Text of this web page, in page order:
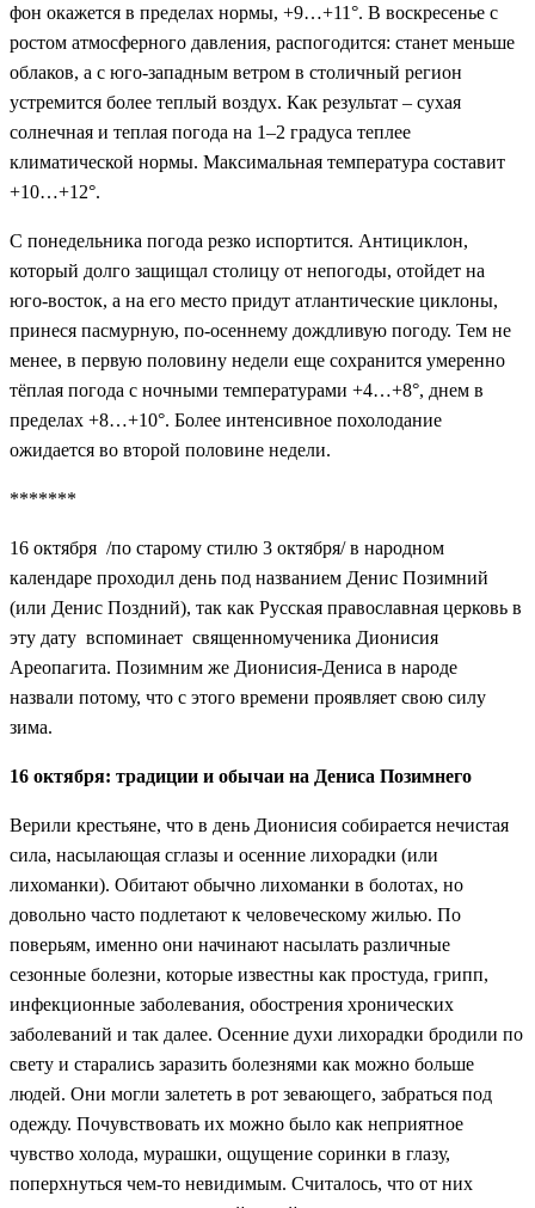
фон окажется в пределах нормы, +9…+11°. В воскресенье с
ростом атмосферного давления, распогодится: станет меньше
облаков, а с юго-западным ветром в столичный регион
устремится более теплый воздух. Как результат – сухая
солнечная и теплая погода на 1–2 градуса теплее
климатической нормы. Максимальная температура составит
+10…+12°.
С понедельника погода резко испортится. Антициклон,
который долго защищал столицу от непогоды, отойдет на
юго-восток, а на его место придут атлантические циклоны,
принеся пасмурную, по-осеннему дождливую погоду. Тем не
менее, в первую половину недели еще сохранится умеренно
тёплая погода с ночными температурами +4…+8°, днем в
пределах +8…+10°. Более интенсивное похолодание
ожидается во второй половине недели.
*******
16 октября /по старому стилю 3 октября/ в народном
календаре проходил день под названием Денис Позимний
(или Денис Поздний), так как Русская православная церковь в
эту дату вспоминает священномученика Дионисия
Ареопагита. Позимним же Дионисия-Дениса в народе
назвали потому, что с этого времени проявляет свою силу
зима.
16 октября: традиции и обычаи на Дениса Позимнего
Верили крестьяне, что в день Дионисия собирается нечистая
сила, насылающая сглазы и осенние лихорадки (или
лихоманки). Обитают обычно лихоманки в болотах, но
довольно часто подлетают к человеческому жилью. По
поверьям, именно они начинают насылать различные
сезонные болезни, которые известны как простуда, грипп,
инфекционные заболевания, обострения хронических
заболеваний и так далее. Осенние духи лихорадки бродили по
свету и старались заразить болезнями как можно больше
людей. Они могли залететь в рот зевающего, забраться под
одежду. Почувствовать их можно было как неприятное
чувство холода, мурашки, ощущение соринки в глазу,
поперхнуться чем-то невидимым. Считалось, что от них